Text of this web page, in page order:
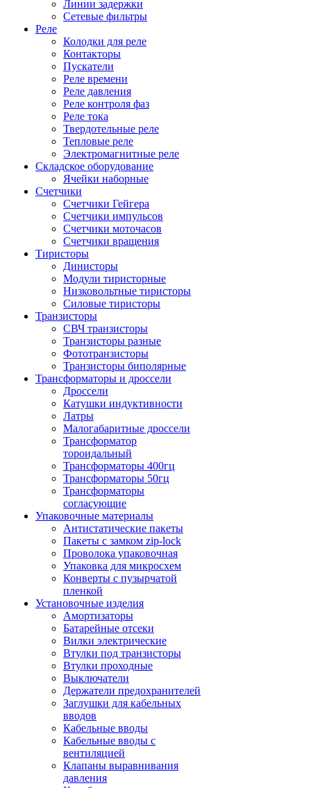
Линии задержки
Сетевые фильтры
Реле
Колодки для реле
Контакторы
Пускатели
Реле времени
Реле давления
Реле контроля фаз
Реле тока
Твердотельные реле
Тепловые реле
Электромагнитные реле
Складское оборудование
Ячейки наборные
Счетчики
Счетчики Гейгера
Счетчики импульсов
Счетчики моточасов
Счетчики вращения
Тиристоры
Динисторы
Модули тиристорные
Низковольтные тиристоры
Силовые тиристоры
Транзисторы
СВЧ транзисторы
Транзисторы разные
Фототранзисторы
Транзисторы биполярные
Трансформаторы и дроссели
Дроссели
Катушки индуктивности
Латры
Малогабаритные дроссели
Трансформатор
тороидальный
Трансформаторы 400гц
Трансформаторы 50гц
Трансформаторы
согласующие
Упаковочные материалы
Антистатические пакеты
Пакеты с замком zip-lock
Проволока упаковочная
Упаковка для микросхем
Конверты с пузырчатой
пленкой
Установочные изделия
Амортизаторы
Батарейные отсеки
Вилки электрические
Втулки под транзисторы
Втулки проходные
Выключатели
Держатели предохранителей
Заглушки для кабельных
вводов
Кабельные вводы
Кабельные вводы с
вентиляцией
Клапаны выравнивания
давления